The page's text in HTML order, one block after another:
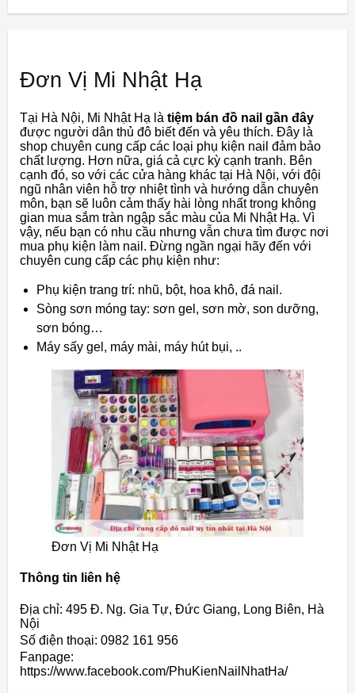
Đơn Vị Mi Nhật Hạ
Tại Hà Nội, Mi Nhật Hạ là tiệm bán đồ nail gần đây
được người dân thủ đô biết đến và yêu thích. Đây là
shop chuyên cung cấp các loại phụ kiện nail đảm bảo
chất lượng. Hơn nữa, giá cả cực kỳ cạnh tranh. Bên
cạnh đó, so với các cửa hàng khác tại Hà Nội, với đội
ngũ nhân viên hỗ trợ nhiệt tình và hướng dẫn chuyên
môn, bạn sẽ luôn cảm thấy hài lòng nhất trong không
gian mua sắm tràn ngập sắc màu của Mi Nhật Hạ. Vì
vậy, nếu bạn có nhu cầu nhưng vẫn chưa tìm được nơi
mua phụ kiện làm nail. Đừng ngần ngại hãy đến với
chuyên cung cấp các phụ kiện như:
Phụ kiện trang trí: nhũ, bột, hoa khô, đá nail.
Sòng sơn móng tay: sơn gel, sơn mờ, son dưỡng,
sơn bóng…
Máy sấy gel, máy mài, máy hút bụi, ..
Đơn Vị Mi Nhật Hạ
Thông tin liên hệ
Địa chỉ: 495 Đ. Ng. Gia Tự, Đức Giang, Long Biên, Hà
Nội
Số điện thoại: 0982 161 956
Fanpage:
https://www.facebook.com/PhuKienNailNhatHa/